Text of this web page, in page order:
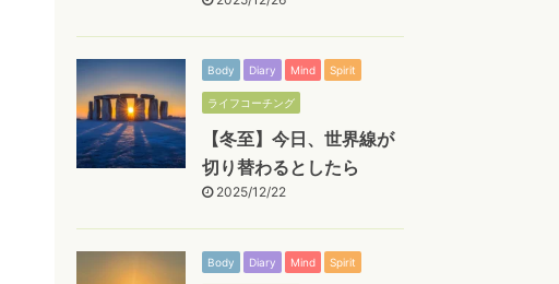
Body Diary Mind Spirit
ライフコーチング
【冬至】今日、世界線が
切り替わるとしたら
2025/12/22
Body Diary Mind Spirit